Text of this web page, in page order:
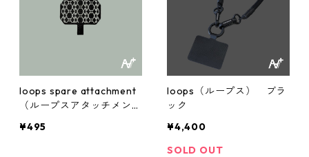
loops spare attachment
（ループスアタッチメン
¥495
loops（ループス） ブラ
ック
¥4,400
SOLD OUT